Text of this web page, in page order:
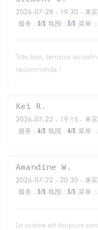
2026-07-28 - 19:30 - 来
服务 : 5/5 氛围 : 5/5 菜单 :
Très bon, terrasse au
recommande !
Kei R
2026-07-22 - 19:15 - 来
服务 : 4/5 氛围 : 4/5 菜单 :
Amandine W
2026-07-22 - 20:30 - 来
服务 : 5/5 氛围 : 5/5 菜单 :
La cuisine est toujours